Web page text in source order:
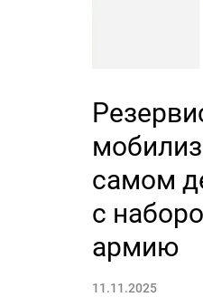
самом
с
армию
11.11.2025